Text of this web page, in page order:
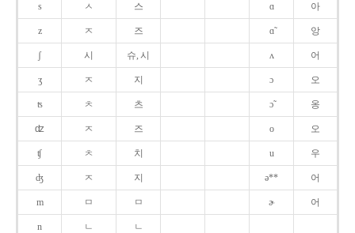
s ㅅ 스 ɑ 아
z ㅈ 즈 ɑ̃ 앙
ʃ 시 슈, 시 ʌ 어
ʒ ㅈ 지 ɔ 오
ʦ ㅊ 츠 ɔ̃ 옹
ʣ ㅈ 즈 o 오
ʧ ㅊ 치 u 우
ʤ ㅈ 지 ə** 어
m ㅁ ㅁ ɚ 어
n ㄴ ㄴ